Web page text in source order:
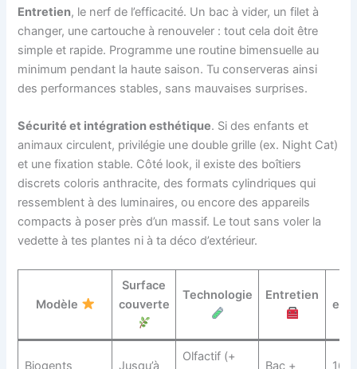
Entretien, le nerf de l’efficacité. Un bac à vider, un filet à
changer, une cartouche à renouveler : tout cela doit être
simple et rapide. Programme une routine bimensuelle au
minimum pendant la haute saison. Tu conserveras ainsi
des performances stables, sans mauvaises surprises.
Sécurité et intégration esthétique. Si des enfants et
animaux circulent, privilégie une double grille (ex. Night Cat)
et une fixation stable. Côté look, il existe des boîtiers
discrets coloris anthracite, des formats cylindriques qui
ressemblent à des luminaires, ou encore des appareils
compacts à poser près d’un massif. Le tout sans voler la
vedette à tes plantes ni à ta déco d’extérieur.
Modèle
Surface
couverte
Technologie Entretien
Biogents
Jusqu’à
Olfactif (+
Bac +
169–